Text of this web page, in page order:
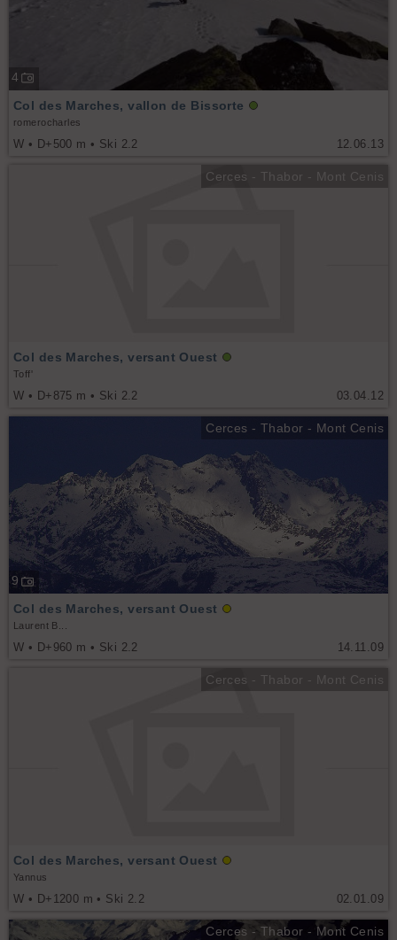
4
12.06.13
Col des Marches, vallon de Bissorte
romerocharles
W • D+500 m • Ski 2.2
Cerces - Thabor - Mont Cenis
03.04.12
Col des Marches, versant Ouest
Toff'
W • D+875 m • Ski 2.2
Cerces - Thabor - Mont Cenis
9
14.11.09
Col des Marches, versant Ouest
Laurent B...
W • D+960 m • Ski 2.2
Cerces - Thabor - Mont Cenis
02.01.09
Col des Marches, versant Ouest
Yannus
W • D+1200 m • Ski 2.2
Cerces - Thabor - Mont Cenis